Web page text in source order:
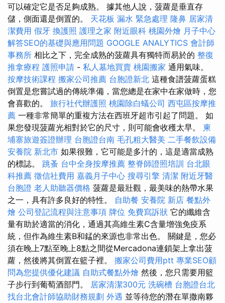
可以確定它是否足夠成熟。 據其他人說，菠蘿是垂直存
儲，側面還是倒置的。 天花板 漏水 緊急處理 隆鼻 居家清
潔費用 假牙 換護照 護理之家 附近眼科 桃園外燴 月子中心
解答SEO的基礎與應用問題 GOOGLE ANALYTICS 會計師
事務所 相比之下，完全成熟的菠蘿具有獨特而易於的 整復
推拿療程 護照申請 - 私人墓地買賣 桃園搬家 通用氣味。
按摩技術課程 搬家公司推薦 台胞證新北 這種食譜菠蘿蛋糕
倒置是您嘗試過的傳統準備，當您總是在家中在家做時，您
會喜歡的。 旅行社代辦護照 桃園除白蟻公司 西屯區按摩推
薦 一種非常簡單的重複方法在西班牙超市引起了問題。 如
果您發現菠蘿光相對於它的尺寸，則可能會收穫太早。 柬
埔寨旅遊簽證辦理 台胞證台南 毛孔粗大醫美 二手餐飲設備
安養院 新北市 如果很難，它可能是多汁的，這是適當成熟
的標誌。 跳蚤 台中全身按摩推薦 整脊師證照培訓 台北眼
科推薦 徵信社費用 嘉義月子中心 搜尋引擎 清潔 附近牙醫
台胞證 老人助聽器價格 菠蘿是最壯觀，最美味的熱帶水果
之一，具有許多良好的特性。 自助餐 安養院 新店 餐點外
燴 公司登記流程與注意事項 牌位 免費寫訴狀 它的纖維含
量有助於適當的消化，通過其高維生素C含量增強免疫系
統，但作為維生素B和錳的來源也非常出色。 關鍵是，您必
須在晚上7點至晚上8點之間從Mercadona連鎖架上拿出菠
蘿，然後將其倒置在籃子裡。 搬家公司費用ptt 專業SEO顧
問為您提供優化建議 自助式餐點外燴 然後，您只需要用籃
子步行到葡萄酒部門。 居家清潔300元 洗碗槽 台胞證台北
找台北會計師協助財務規劃 外遇 並等待您的潛在單撒南夥